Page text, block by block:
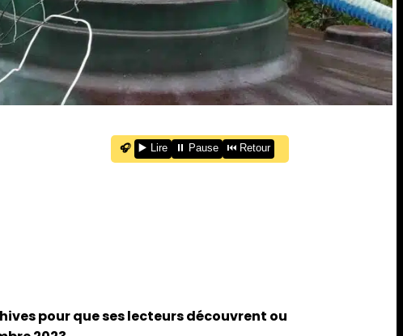
🎧 ▶️ Lire ⏸️ Pause ⏮️ Retour
pour que ses lecteurs découvrent ou